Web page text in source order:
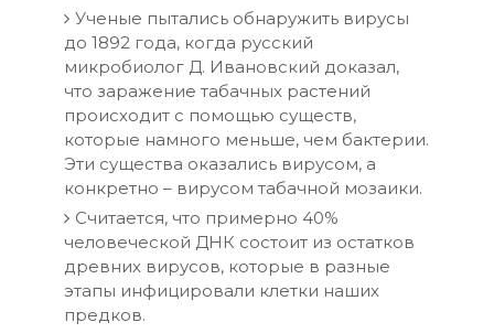
Ученые пытались обнаружить вирусы
до 1892 года, когда русский
микробиолог Д. Ивановский доказал,
что заражение табачных растений
происходит с помощью существ,
которые намного меньше, чем бактерии.
Эти существа оказались вирусом, а
конкретно – вирусом табачной мозаики.
Считается, что примерно 40%
человеческой ДНК состоит из остатков
древних вирусов, которые в разные
этапы инфицировали клетки наших
предков.